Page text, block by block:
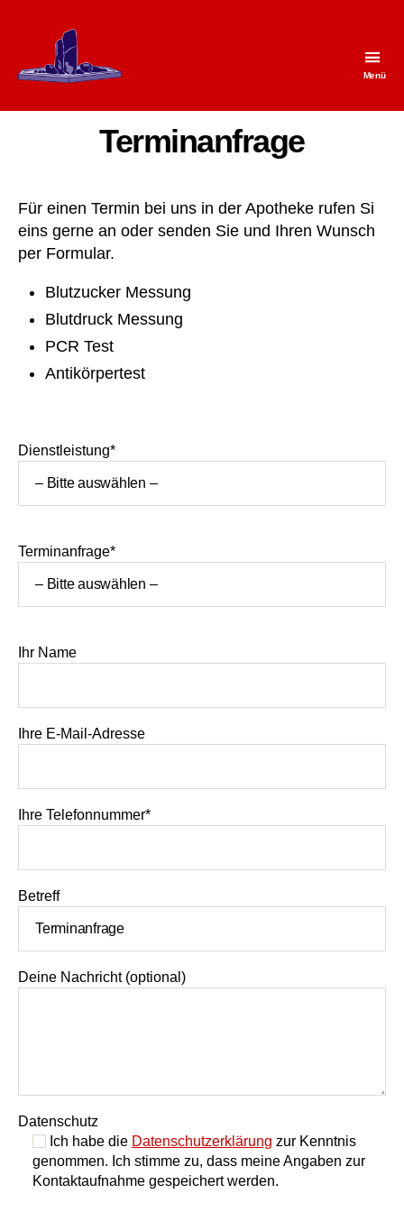
am
Menü
Terminanfrage
Für einen Termin bei uns in der Apotheke rufen Si
eins gerne an oder senden Sie und Ihren Wunsch
per Formular.
Blutzucker Messung
Blutdruck Messung
PCR Test
Antikörpertest
Dienstleistung*
Terminanfrage*
Ihr Name
Ihre E-Mail-Adresse
Ihre Telefonnummer*
Betreff
Deine Nachricht (optional)
Datenschutz
Ich habe die Datenschutzerklärung zur Kenntnis
genommen. Ich stimme zu, dass meine Angaben zur
Kontaktaufnahme gespeichert werden.